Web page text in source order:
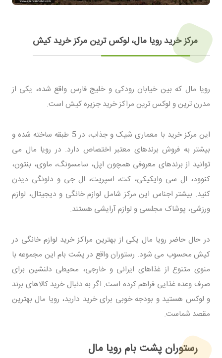
مرکز خرید رویا مال، لوکس ترین مرکز خرید کیش
رویا مال که بین خیابان رودکی و خلیج فارس واقع شده، یکی از
مدرن ترین و لوکس ترین مراکز خرید جزیره کیش است.
این مرکز خرید با معماری شیک و جذاب، در 5 طبقه ساخته شده و
بیشتر به فروش برندهای معتبر اختصاص دارد. در رویا مال می
توانید از برندهای معروفی همچون اپل، سامسونگ، ماوی، بنتون،
کنوود، ال سی وایکیکی، کت، اسپریت، ال جی و دلونگی دیدن
کنید. بیشتر اجناس این مرکز شامل لوازم خانگی و دیجیتال، لوازم
ورزشی، پوشاک مجلسی و لوازم آرایشی هستند.
در حال حاضر رویا مال یکی از بهترین مراکز خرید لوازم خانگی در
کیش محسوب می شود. رستوران واقع در پشت بام این مجموعه با
منوی متنوع از غذاهای ایرانی و خارجی، محیطی دلنشین برای
صرف وعده غذایی فراهم کرده است. اگر به دنبال خرید کالاهای برند
و لوکس هستید و بودجه خوبی برای خرید دارید، رویا مال بهترین
مقصد شماست.
رستوران پشت بام رویا مال